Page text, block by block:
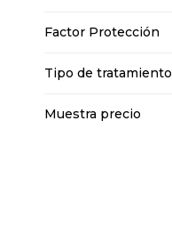
Factor Protección
Tipo de tratamiento
Muestra precio